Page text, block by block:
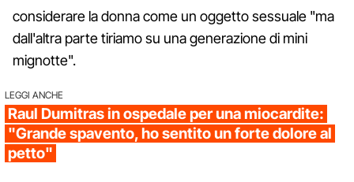
considerare la donna come un oggetto sessuale "ma
dall'altra parte tiriamo su una generazione di mini
mignotte".
LEGGI ANCHE
Raul Dumitras in ospedale per una miocardite:
"Grande spavento, ho sentito un forte dolore al
petto"